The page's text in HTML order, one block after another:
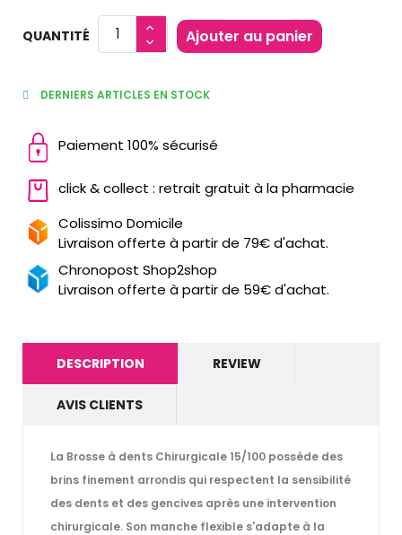
QUANTITÉ Ajouter au panier
DERNIERS ARTICLES EN STOCK
Paiement 100% sécurisé
click & collect : retrait gratuit à la pharmacie
Colissimo Domicile
Livraison offerte à partir de 79€ d'achat.
Chronopost Shop2shop
Livraison offerte à partir de 59€ d'achat.
DESCRIPTION REVIEW
AVIS CLIENTS
La Brosse à dents Chirurgicale 15/100 possède des
brins finement arrondis qui respectent la sensibilité
des dents et des gencives après une intervention
chirurgicale. Son manche flexible s'adapte à la